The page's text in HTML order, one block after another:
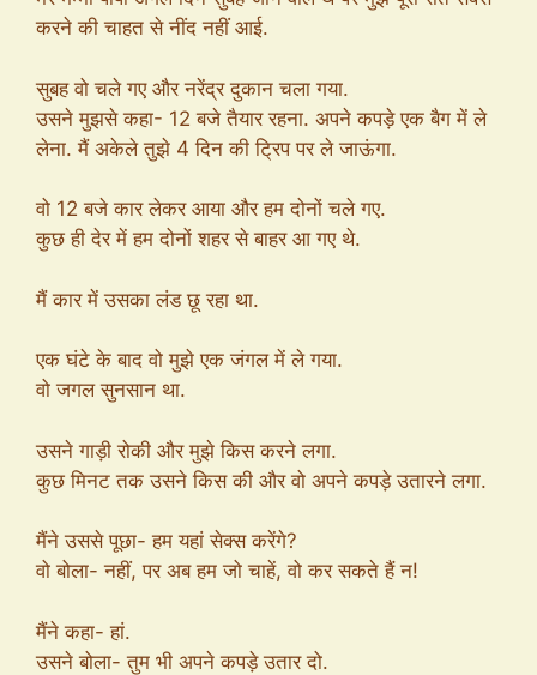
करने की चाहत से नींद नहीं आई.
सुबह वो चले गए और नरेंद्र दुकान चला गया.
उसने मुझसे कहा- 12 बजे तैयार रहना. अपने कपड़े एक बैग में ले
लेना. मैं अकेले तुझे 4 दिन की ट्रिप पर ले जाऊंगा.
वो 12 बजे कार लेकर आया और हम दोनों चले गए.
कुछ ही देर में हम दोनों शहर से बाहर आ गए थे.
मैं कार में उसका लंड छू रहा था.
एक घंटे के बाद वो मुझे एक जंगल में ले गया.
वो जगल सुनसान था.
उसने गाड़ी रोकी और मुझे किस करने लगा.
कुछ मिनट तक उसने किस की और वो अपने कपड़े उतारने लगा.
मैंने उससे पूछा- हम यहां सेक्स करेंगे?
वो बोला- नहीं, पर अब हम जो चाहें, वो कर सकते हैं न!
मैंने कहा- हां.
उसने बोला- तुम भी अपने कपड़े उतार दो.